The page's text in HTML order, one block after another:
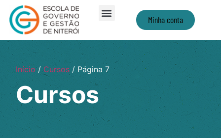
Minha conta
Início/Cursos/ Página 7
Cursos